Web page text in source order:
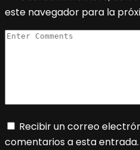
este navegador para la
Recibir un correo
comentarios a esta entrada.